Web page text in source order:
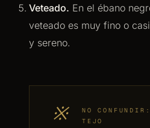
Veteado. En el ébano
veteado es muy fino o
y sereno.
※
NO
TEJO